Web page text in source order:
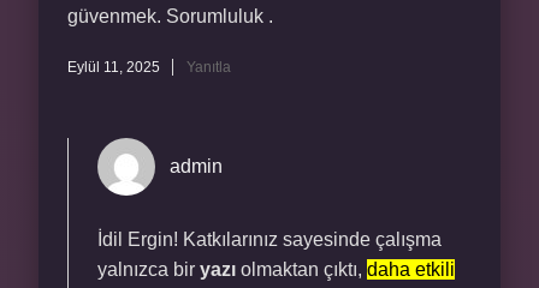
güvenmek. Sorumluluk .
Eylül 11, 2025 Yanıtla
admin
İdil Ergin! Katkılarınız sayesinde çalışma
yalnızca bir yazı olmaktan çıktı, daha etkili